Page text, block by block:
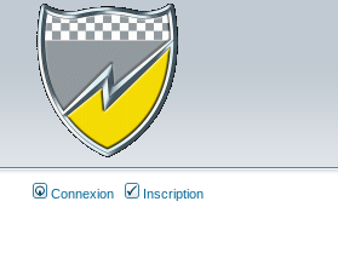
Connexion Inscription